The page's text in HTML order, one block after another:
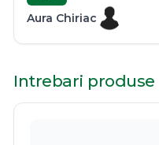
Aura Chiriac
Intrebari produse